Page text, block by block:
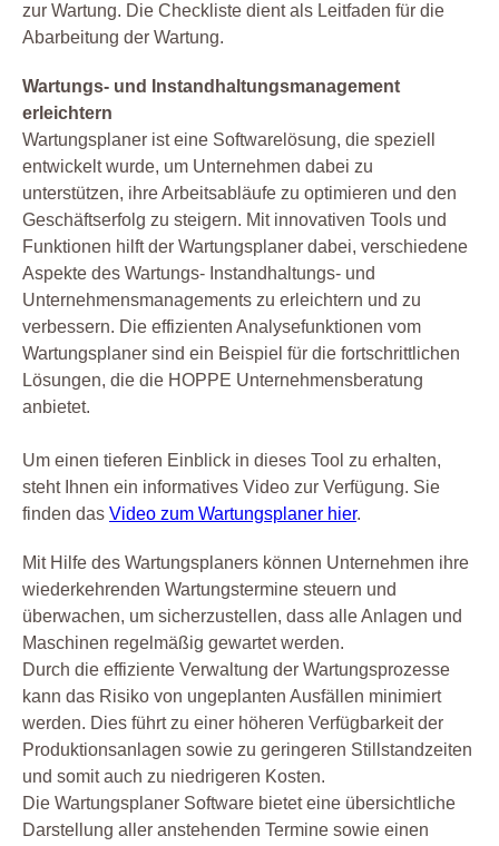
zur Wartung. Die Checkliste dient als Leitfaden für die
Abarbeitung der Wartung.
Wartungs- und Instandhaltungsmanagement
erleichtern
Wartungsplaner ist eine Softwarelösung, die speziell
entwickelt wurde, um Unternehmen dabei zu
unterstützen, ihre Arbeitsabläufe zu optimieren und den
Geschäftserfolg zu steigern. Mit innovativen Tools und
Funktionen hilft der Wartungsplaner dabei, verschiedene
Aspekte des Wartungs- Instandhaltungs- und
Unternehmensmanagements zu erleichtern und zu
verbessern. Die effizienten Analysefunktionen vom
Wartungsplaner sind ein Beispiel für die fortschrittlichen
Lösungen, die die HOPPE Unternehmensberatung
anbietet.
Um einen tieferen Einblick in dieses Tool zu erhalten,
steht Ihnen ein informatives Video zur Verfügung. Sie
finden das Video zum Wartungsplaner hier.
Mit Hilfe des Wartungsplaners können Unternehmen ihre
wiederkehrenden Wartungstermine steuern und
überwachen, um sicherzustellen, dass alle Anlagen und
Maschinen regelmäßig gewartet werden.
Durch die effiziente Verwaltung der Wartungsprozesse
kann das Risiko von ungeplanten Ausfällen minimiert
werden. Dies führt zu einer höheren Verfügbarkeit der
Produktionsanlagen sowie zu geringeren Stillstandzeiten
und somit auch zu niedrigeren Kosten.
Die Wartungsplaner Software bietet eine übersichtliche
Darstellung aller anstehenden Termine sowie einen